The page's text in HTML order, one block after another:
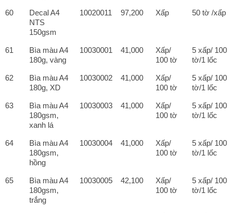
60
Decal A4
NTS
150gsm
10020011 97,200 Xấp 50 tờ /xấp
61
Bìa màu A4
180g, vàng
10030001 41,000
Xấp/
100 tờ
5 xấp/ 100
tờ/1 lốc
62
Bìa màu A4
180g, XD
10030002 41,000
Xấp/
100 tờ
5 xấp/ 100
tờ/1 lốc
63
Bìa màu A4
180gsm,
xanh lá
10030003 41,000
Xấp/
100 tờ
5 xấp/ 100
tờ/1 lốc
64
Bìa màu A4
180gsm,
hồng
10030004 41,000
Xấp/
100 tờ
5 xấp/ 100
tờ/1 lốc
65
Bìa màu A4
180gsm,
trắng
10030005 42,100
Xấp/
100 tờ
5 xấp/ 100
tờ/1 lốc